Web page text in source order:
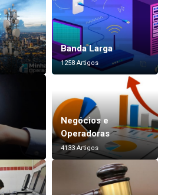
Banda Larga
1258 Artigos
Negócios e
Operadoras
4133 Artigos